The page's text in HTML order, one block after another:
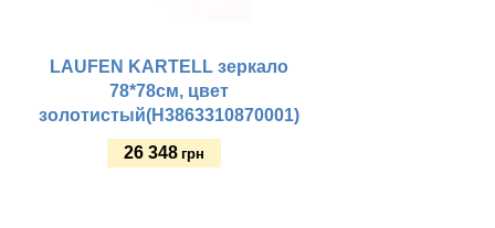
LAUFEN KARTELL зеркало
78*78см, цвет
золотистый(H3863310870001)
26 348 грн